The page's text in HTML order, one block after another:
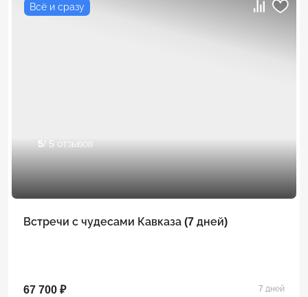
Всё и сразу
5/ 5 отзывов
Встречи с чудесами Кавказа (7 дней)
67 700 ₽ 7 дней